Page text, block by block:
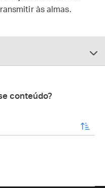
às almas.
conteúdo?
enviar